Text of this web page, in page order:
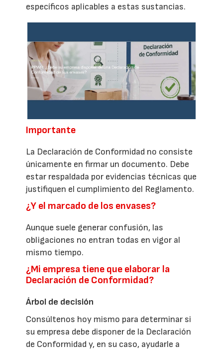
específicos aplicables a estas sustancias.
Importante
La Declaración de Conformidad no consiste
únicamente en firmar un documento. Debe
estar respaldada por evidencias técnicas que
justifiquen el cumplimiento del Reglamento.
¿Y el marcado de los envases?
Aunque suele generar confusión, las
obligaciones no entran todas en vigor al
mismo tiempo.
¿Mi empresa tiene que elaborar la
Declaración de Conformidad?
Árbol de decisión
Consúltenos hoy mismo para determinar si
su empresa debe disponer de la Declaración
de Conformidad y, en su caso, ayudarle a